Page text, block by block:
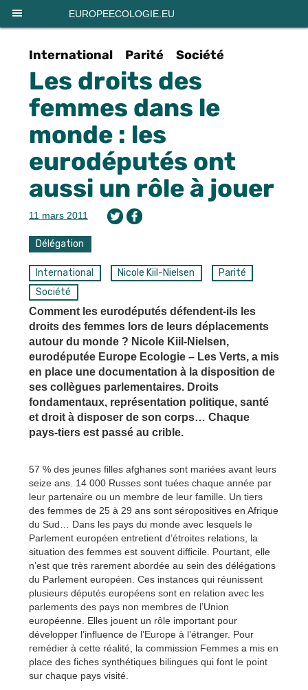
EUROPEECOLOGIE.EU
International Parité Société
Les droits des
femmes dans le
monde : les
eurodéputés ont
aussi un rôle à jouer
11 mars 2011
Délégation
International Nicole Kiil-Nielsen
Parité
Société
Comment les eurodéputés défendent-ils les
droits des femmes lors de leurs déplacements
autour du monde ? Nicole Kiil-Nielsen,
eurodéputée Europe Ecologie – Les Verts, a mis
en place une documentation à la disposition de
ses collègues parlementaires. Droits
fondamentaux, représentation politique, santé
et droit à disposer de son corps… Chaque
pays-tiers est passé au crible.
57 % des jeunes filles afghanes sont mariées avant leurs
seize ans. 14 000 Russes sont tuées chaque année par
leur partenaire ou un membre de leur famille. Un tiers
des femmes de 25 à 29 ans sont séropositives en Afrique
du Sud… Dans les pays du monde avec lesquels le
Parlement européen entretient d’étroites relations, la
situation des femmes est souvent difficile. Pourtant, elle
n’est que très rarement abordée au sein des délégations
du Parlement européen. Ces instances qui réunissent
plusieurs députés européens sont en relation avec les
parlements des pays non membres de l’Union
européenne. Elles jouent un rôle important pour
développer l’influence de l’Europe à l’étranger. Pour
remédier à cette réalité, la commission Femmes a mis en
place des fiches synthétiques bilingues qui font le point
sur chaque pays visité.